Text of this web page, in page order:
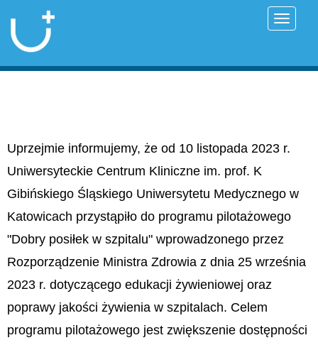
Uprzejmie informujemy, że od 10 listopada 2023 r.
Uniwersyteckie Centrum Kliniczne im. prof. K
Gibińskiego Śląskiego Uniwersytetu Medycznego w
Katowicach przystąpiło do programu pilotażowego
"Dobry posiłek w szpitalu" wprowadzonego przez
Rozporządzenie Ministra Zdrowia z dnia 25 września
2023 r. dotyczącego edukacji żywieniowej oraz
poprawy jakości żywienia w szpitalach. Celem
programu pilotażowego jest zwiększenie dostępności